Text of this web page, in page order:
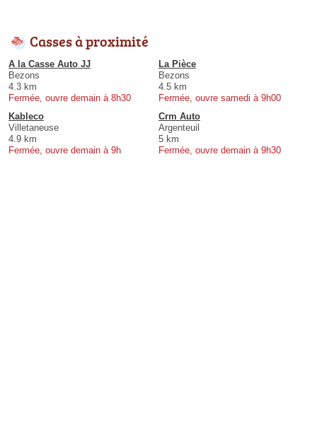
Casses à proximité
A la Casse Auto JJ
Bezons
4.3 km
Fermée, ouvre demain à 8h30
La Pièce
Bezons
4.5 km
Fermée, ouvre samedi à 9h00
Kableco
Villetaneuse
4.9 km
Fermée, ouvre demain à 9h
Crm Auto
Argenteuil
5 km
Fermée, ouvre demain à 9h30